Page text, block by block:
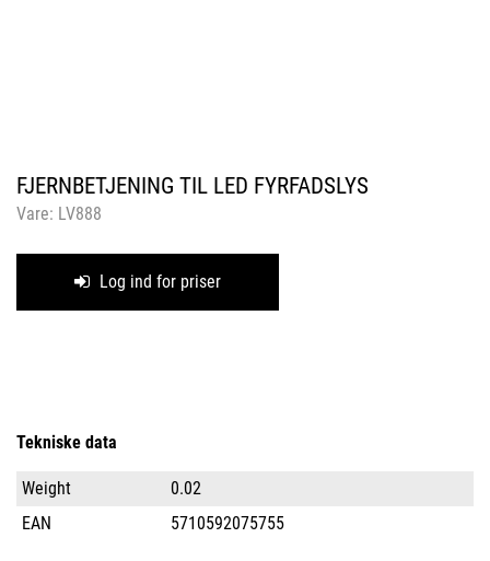
FJERNBETJENING TIL LED FYRFADSLYS
Vare: LV888
Log ind for priser
Tekniske data
Weight
0.02
EAN
5710592075755